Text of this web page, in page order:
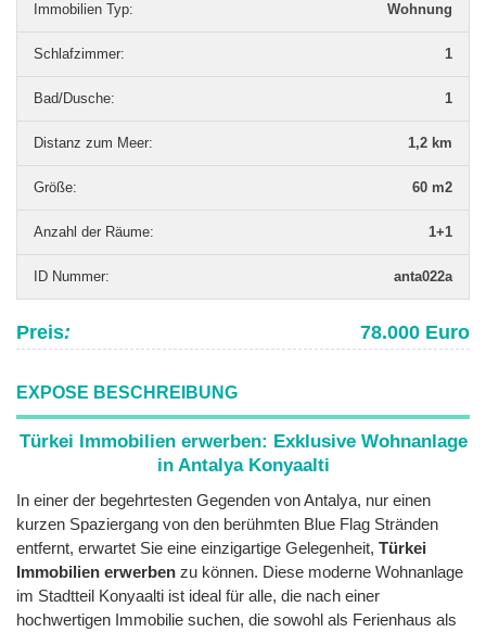
Immobilien Typ: Wohnung
Schlafzimmer: 1
Bad/Dusche: 1
Distanz zum Meer: 1,2 km
Grö­ße: 60 m2
Anzahl der Räume: 1+1
ID Nummer: anta022a
Preis: 78.000 Euro
EXPOSE BESCHREIBUNG
Türkei Immobilien erwerben: Exklusive Wohnanlage
in Antalya Konyaalti
In einer der begehrtesten Gegenden von Antalya, nur einen
kurzen Spaziergang von den berühmten Blue Flag Stränden
entfernt, erwartet Sie eine einzigartige Gelegenheit, Türkei
Immobilien erwerben zu können. Diese moderne Wohnanlage
im Stadtteil Konyaalti ist ideal für alle, die nach einer
hochwertigen Immobilie suchen, die sowohl als Ferienhaus als